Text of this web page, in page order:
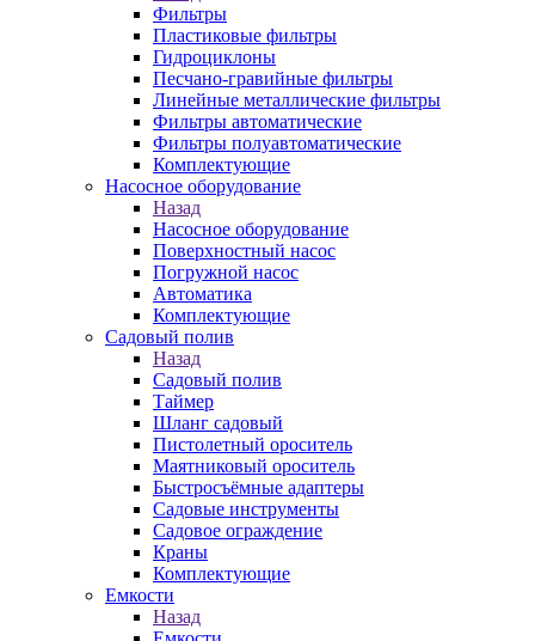
Фильтры
Пластиковые фильтры
Гидроциклоны
Песчано-гравийные фильтры
Линейные металлические фильтры
Фильтры автоматические
Фильтры полуавтоматические
Комплектующие
Насосное оборудование
Назад
Насосное оборудование
Поверхностный насос
Погружной насос
Автоматика
Комплектующие
Садовый полив
Назад
Садовый полив
Таймер
Шланг садовый
Пистолетный ороситель
Маятниковый ороситель
Быстросъёмные адаптеры
Садовые инструменты
Садовое ограждение
Краны
Комплектующие
Емкости
Назад